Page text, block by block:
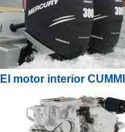
El motor interior